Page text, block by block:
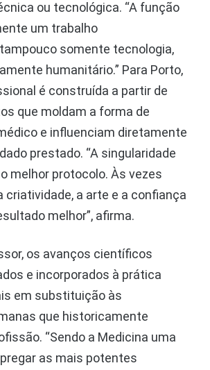
ou tecnológica. “A função
um trabalho
somente tecnologia,
humanitário.” Para Porto,
é construída a partir de
que moldam a forma de
e influenciam diretamente
prestado. “A singularidade
melhor protocolo. Às vezes
criatividade, a arte e a confiança
melhor”, afirma.
os avanços científicos
e incorporados à prática
em substituição às
que historicamente
“Sendo a Medicina uma
as mais potentes